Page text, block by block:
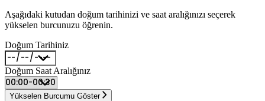
Aşağıdaki kutudan doğum tarihinizi ve saat aralığınızı seçerek
yükselen burcunuzu öğrenin.
Doğum Tarihiniz
Doğum Saat Aralığınız
Yükselen Burcumu Göster